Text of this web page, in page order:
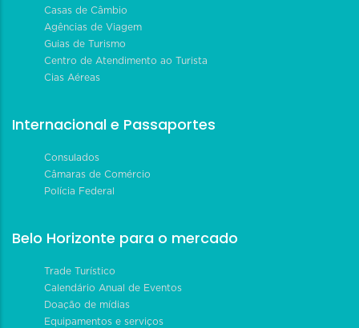
Casas de Câmbio
Agências de Viagem
Guias de Turismo
Centro de Atendimento ao Turista
Cias Aéreas
Internacional e Passaportes
Consulados
Câmaras de Comércio
Polícia Federal
Belo Horizonte para o mercado
Trade Turístico
Calendário Anual de Eventos
Doação de mídias
Equipamentos e serviços